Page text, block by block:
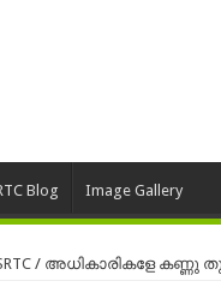
Blog Image Gallery
/ അധികാരികളേ കണ്ണു